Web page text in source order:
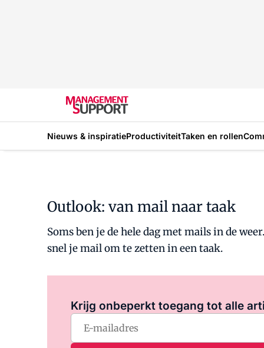
Nieuws & inspiratieProductiviteitTaken en rollen
Outlook: van mail naar taak
Soms ben je de hele dag met mails in de
snel je mail om te zetten in een taak.
Krijg onbeperkt toegang tot alle